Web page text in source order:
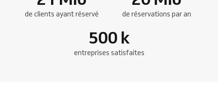
de clients ayant réservé de réservations par an
500 k
entreprises satisfaites